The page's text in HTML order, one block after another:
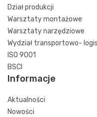
Dział produkcji
Warsztaty montażowe
Warsztaty narzędziowe
Wydział transportowo-
ISO 9001
BSCI
Informacje
Aktualności
Nowości